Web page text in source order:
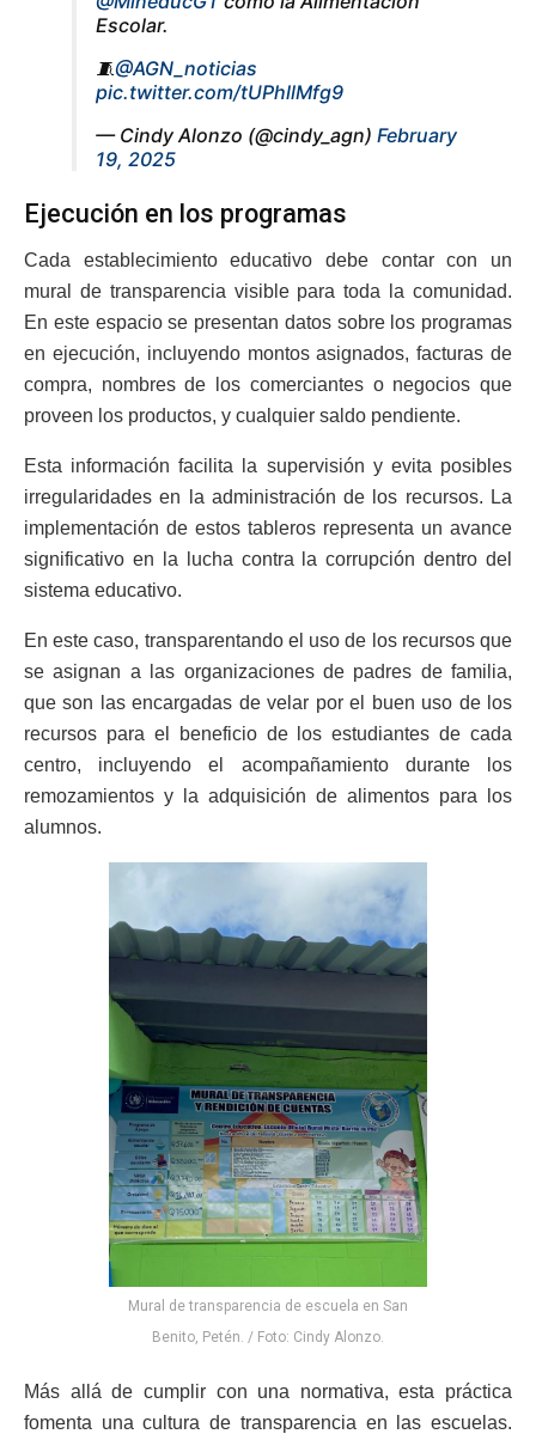
Escolar.
🧵@AGN_noticias
pic.twitter.com/tUPhllMfg9
— Cindy Alonzo (@cindy_agn) February
19, 2025
Ejecución en los programas
Cada establecimiento educativo debe contar con un
mural de transparencia visible para toda la comunidad.
En este espacio se presentan datos sobre los programas
en ejecución, incluyendo montos asignados, facturas de
compra, nombres de los comerciantes o negocios que
proveen los productos, y cualquier saldo pendiente.
Esta información facilita la supervisión y evita posibles
irregularidades en la administración de los recursos. La
implementación de estos tableros representa un avance
significativo en la lucha contra la corrupción dentro del
sistema educativo.
En este caso, transparentando el uso de los recursos que
se asignan a las organizaciones de padres de familia,
que son las encargadas de velar por el buen uso de los
recursos para el beneficio de los estudiantes de cada
centro, incluyendo el acompañamiento durante los
remozamientos y la adquisición de alimentos para los
alumnos.
Mural de transparencia de escuela en San
Benito, Petén. / Foto: Cindy Alonzo.
Más allá de cumplir con una normativa, esta práctica
fomenta una cultura de transparencia en las escuelas.